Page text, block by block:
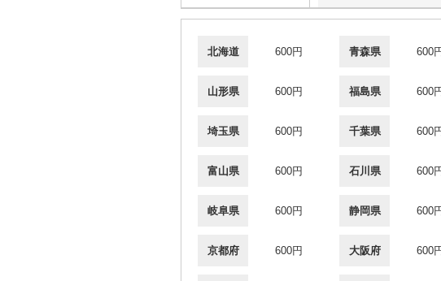
北海道 600円 青森県 600
山形県 600円 福島県 600
埼玉県 600円 千葉県 600
富山県 600円 石川県 600
岐阜県 600円 静岡県 600
京都府 600円 大阪府 600